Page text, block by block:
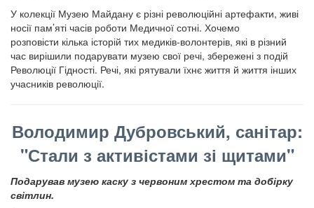
У колекції Музею Майдану є різні революційні артефакти, живі
носії пам’яті часів роботи Медичної сотні. Хочемо
розповісти кілька історій тих медиків-волонтерів, які в різний
час вирішили подарувати музею свої речі, збережені з подій
Революції Гідності. Речі, які рятували їхнє життя й життя інших
учасників революції.
Володимир Дубровський, санітар:
"Стали з активістами зі щитами"
Подарував музею каску з червоним хрестом та добірку
світлин.